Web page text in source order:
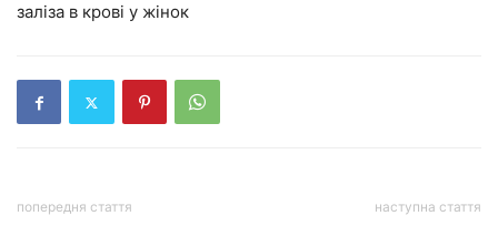
заліза в крові у жінок
попередня стаття наступна стаття